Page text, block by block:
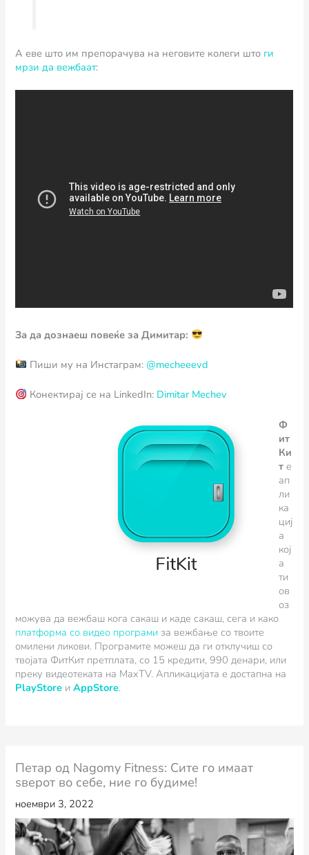
А еве што им препорачува на неговите колеги што ги
мрзи да вежбаат:
За да дознаеш повеќе за Димитар:
Пиши му на Инстаграм: @mecheeevd
Конектирај се на LinkedIn: Dimitar Mechev
Ф
ит
Ки
т e
ап
ли
ка
циј
а
кој
а
ти
ов
оз
можува да вежбаш кога сакаш и каде сакаш, сега и како
платформа со видео програми за вежбање со твоите
омилени ликови. Програмите можеш да ги отклучиш со
твојата ФитКит претплата, со 15 кредити, 990 денари, или
преку видеотеката на MaxTV. Апликацијата е достапна на
PlayStore иAppStore.
Петар од Nagomy Fitness: Сите го имаат
ѕверот во себе, ние го будиме!
ноември 3, 2022